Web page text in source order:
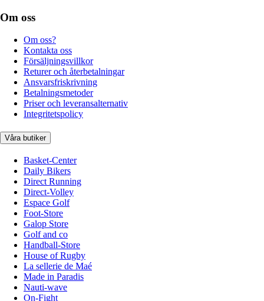
Om oss
Om oss?
Kontakta oss
Försäljningsvillkor
Returer och återbetalningar
Ansvarsfriskrivning
Betalningsmetoder
Priser och leveransalternativ
Integritetspolicy
Våra butiker
Basket-Center
Daily Bikers
Direct Running
Direct-Volley
Espace Golf
Foot-Store
Galop Store
Golf and co
Handball-Store
House of Rugby
La sellerie de Maé
Made in Paradis
Nauti-wave
On-Fight